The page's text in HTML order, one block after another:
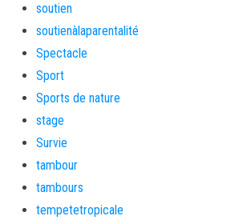
soutien
soutienàlaparentalité
Spectacle
Sport
Sports de nature
stage
Survie
tambour
tambours
tempetetropicale